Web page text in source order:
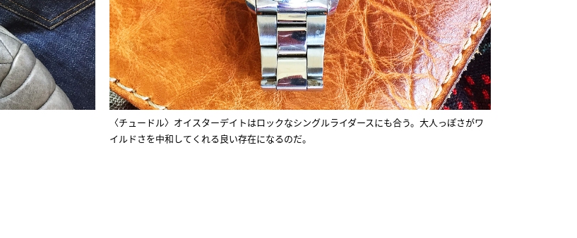
〈チュードル〉オイスターデイトはロックなシングルライダースにも合う。大人っぽさがワ
イルドさを中和してくれる良い存在になるのだ。